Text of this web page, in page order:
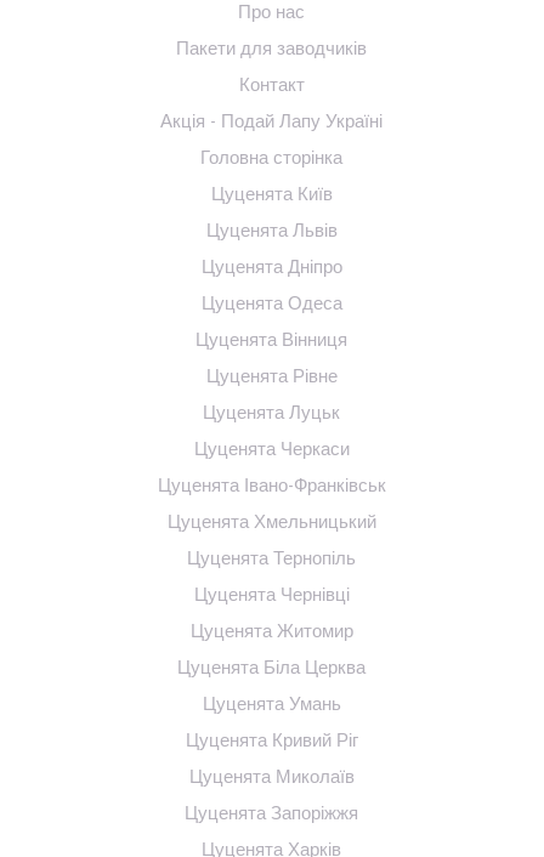
Про нас
Пакети для заводчиків
Контакт
Акція - Подай Лапу Україні
Головна сторінка
Цуценята Київ
Цуценята Львів
Цуценята Дніпро
Цуценята Одеса
Цуценята Вінниця
Цуценята Рівне
Цуценята Луцьк
Цуценята Черкаси
Цуценята Івано-Франківськ
Цуценята Хмельницький
Цуценята Тернопіль
Цуценята Чернівці
Цуценята Житомир
Цуценята Біла Церква
Цуценята Умань
Цуценята Кривий Ріг
Цуценята Миколаїв
Цуценята Запоріжжя
Цуценята Харків